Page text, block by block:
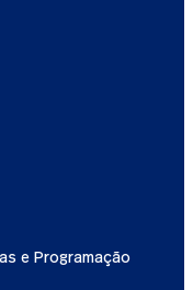
e Programação